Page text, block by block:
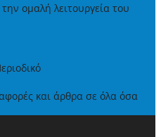
ομαλή λειτουργεία του
και άρθρα σε όλα όσα